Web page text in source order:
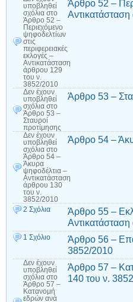
υποβληθεί
σχόλια στο
Άρθρο 52 –
Περιεχόμενο
ψηφοδελτίων
στις
περιφερειακές
εκλογές –
Αντικατάσταση
άρθρου 129
του ν.
3852/2010
Άρθρο 52 –
Δεν έχουν
υποβληθεί
σχόλια στο
Άρθρο 53 –
Σταυροί
προτίμησης
Άρθρο 53 –
Δεν έχουν
υποβληθεί
σχόλια στο
Άρθρο 54 –
Άκυρα
ψηφοδέλτια –
Αντικατάσταση
άρθρου 130
του ν.
3852/2010
Άρθρο 54 –
2 Σχόλια
Άρθρο 55 –
1 Σχόλιο
Άρθρο 56 –
3852/2010
Δεν έχουν
υποβληθεί
σχόλια στο
Άρθρο 57 –
Κατανομή
εδρών ανά
Άρθρο 57 –
140 του ν.